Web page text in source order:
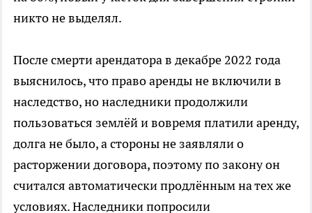
никто не выделял.
После смерти арендатора в декабре 2022 года
выяснилось, что право аренды не включили в
наследство, но наследники продолжили
пользоваться землёй и вовремя платили аренду,
долга не было, а стороны не заявляли о
расторжении договора, поэтому по закону он
считался автоматически продлённым на тех же
условиях. Наследники попросили